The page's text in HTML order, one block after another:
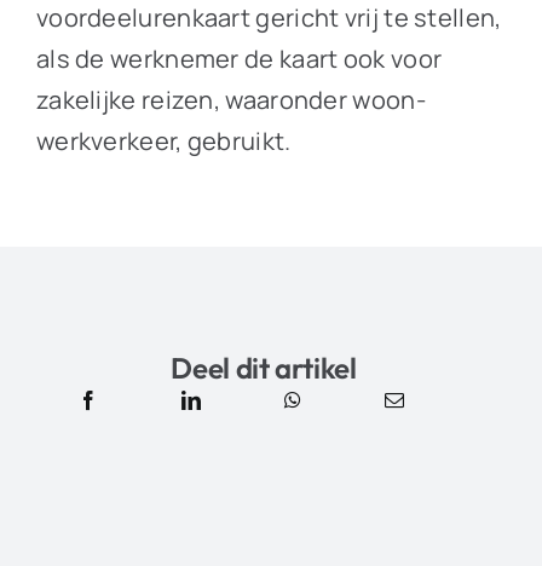
voordeelurenkaart gericht vrij te stellen,
als de werknemer de kaart ook voor
zakelijke reizen, waaronder woon-
werkverkeer, gebruikt.
Deel dit artikel